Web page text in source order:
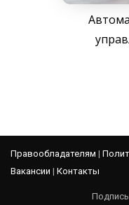
Правообладателям |
Вакансии | Контакты